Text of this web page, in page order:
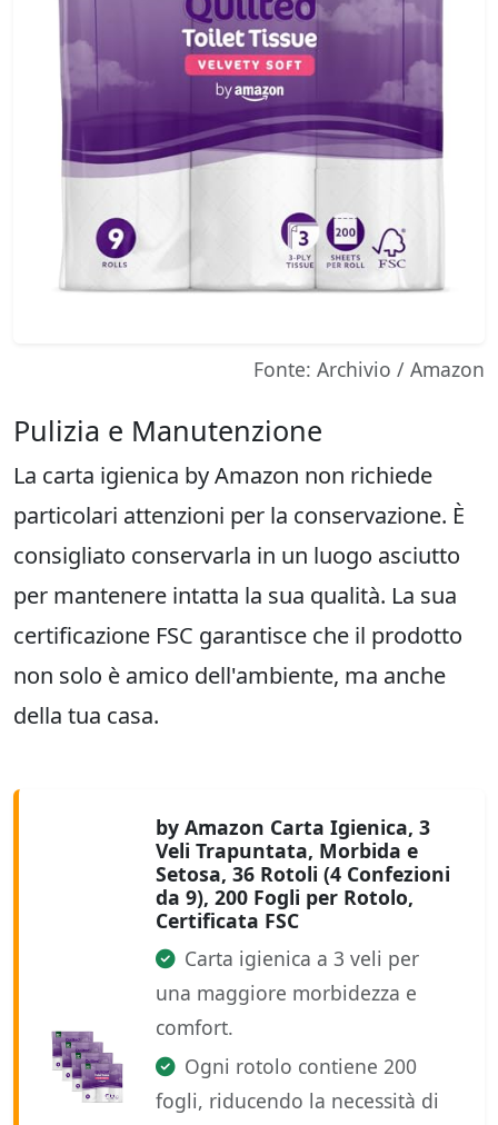
Fonte: Archivio / Amazon
Pulizia e Manutenzione
La carta igienica by Amazon non richiede
particolari attenzioni per la conservazione. È
consigliato conservarla in un luogo asciutto
per mantenere intatta la sua qualità. La sua
certificazione FSC garantisce che il prodotto
non solo è amico dell'ambiente, ma anche
della tua casa.
by Amazon Carta Igienica, 3
Veli Trapuntata, Morbida e
Setosa, 36 Rotoli (4 Confezioni
da 9), 200 Fogli per Rotolo,
Certificata FSC
Carta igienica a 3 veli per
una maggiore morbidezza e
comfort.
Ogni rotolo contiene 200
fogli, riducendo la necessità di